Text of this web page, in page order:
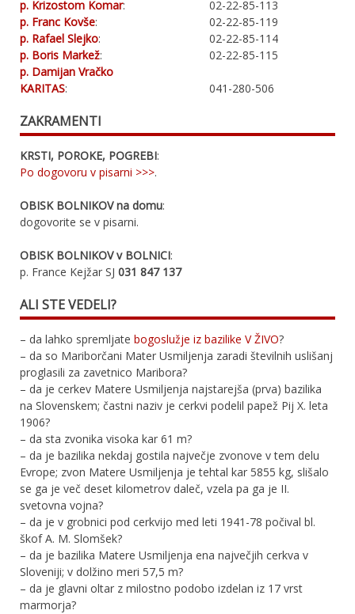
p. Krizostom Komar:
02-22-85-113
p. Franc Kovše:
02-22-85-119
p. Rafael Slejko:
02-22-85-114
p. Boris Markež:
02-22-85-115
p. Damijan Vračko
KARITAS: 041-280-506
ZAKRAMENTI
KRSTI, POROKE, POGREBI:
Po dogovoru v pisarni >>>.
OBISK BOLNIKOV na domu:
dogovorite se v pisarni.
OBISK BOLNIKOV v BOLNICI:
p. France Kejžar SJ 031 847 137
ALI STE VEDELI?
– da lahko spremljate bogoslužje iz bazilike V ŽIVO?
– da so Mariborčani Mater Usmiljenja zaradi številnih uslišanj
proglasili za zavetnico Maribora?
– da je cerkev Matere Usmiljenja najstarejša (prva) bazilika
na Slovenskem; častni naziv je cerkvi podelil papež Pij X. leta
1906?
– da sta zvonika visoka kar 61 m?
– da je bazilika nekdaj gostila največje zvonove v tem delu
Evrope; zvon Matere Usmiljenja je tehtal kar 5855 kg, slišalo
se ga je več deset kilometrov daleč, vzela pa ga je II.
svetovna vojna?
– da je v grobnici pod cerkvijo med leti 1941-78 počival bl.
škof A. M. Slomšek?
– da je bazilika Matere Usmiljenja ena največjih cerkva v
Sloveniji; v dolžino meri 57,5 m?
– da je glavni oltar z milostno podobo izdelan iz 17 vrst
marmorja?